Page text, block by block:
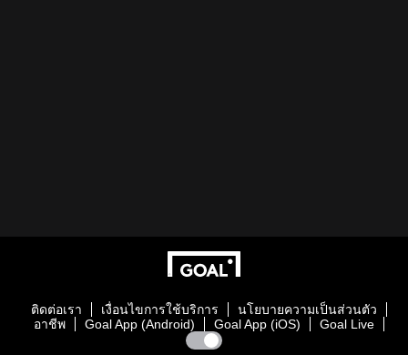
ติดต่อเรา เงื่อนไขการใช้บริการ
นโยบายความเป็นส่วนตัว
อาชีพ
Goal App (Android) Goal App (iOS) Goal Live